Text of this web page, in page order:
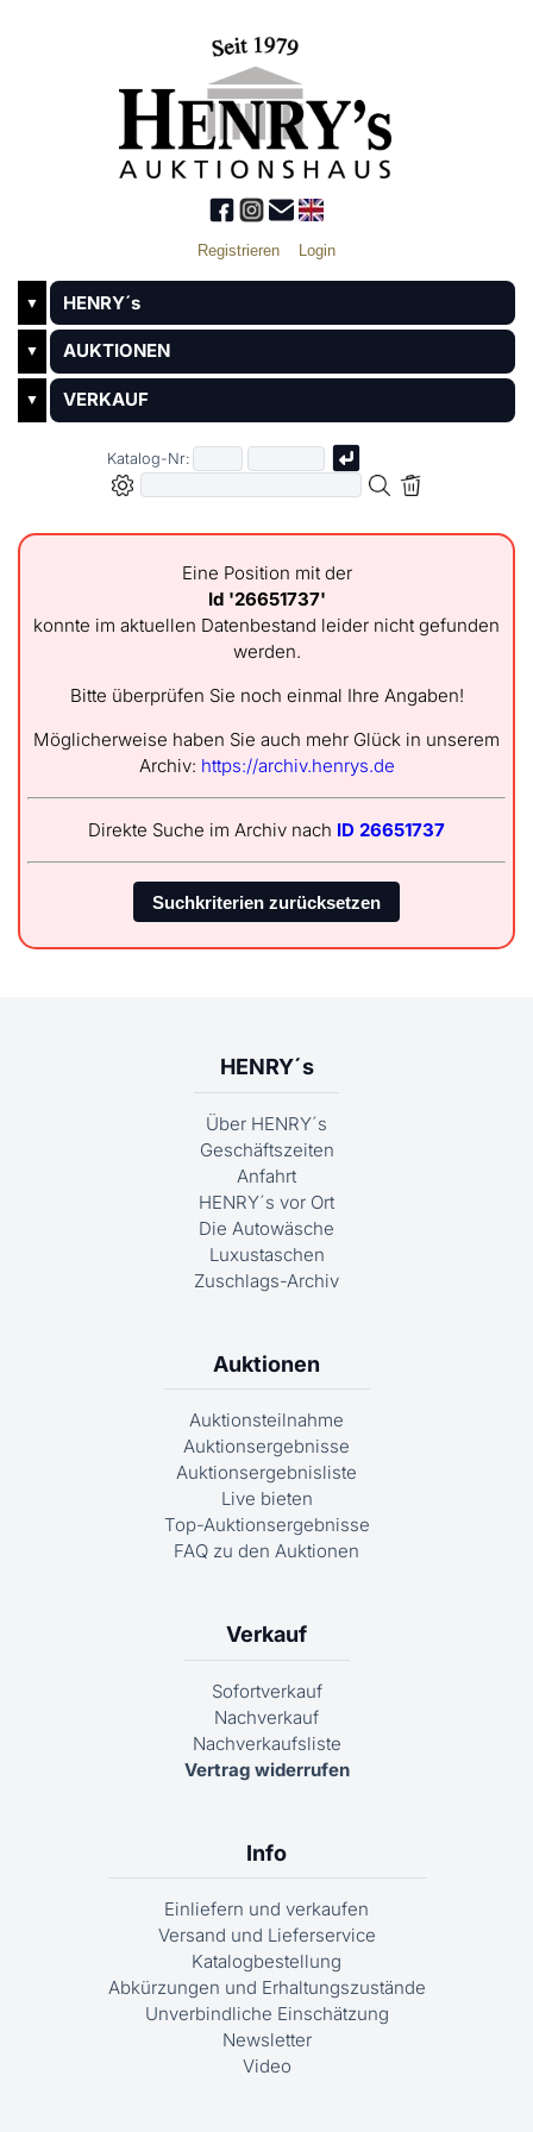
Registrieren Login
▼ HENRY´s
▼ AUKTIONEN
▼ VERKAUF
Katalog-Nr:
Eine Position mit der
Id '26651737'
konnte im aktuellen Datenbestand leider nicht gefunden
werden.
Bitte überprüfen Sie noch einmal Ihre Angaben!
Möglicherweise haben Sie auch mehr Glück in unserem
Archiv: https://archiv.henrys.de
Direkte Suche im Archiv nach ID 26651737
HENRY´s
Über HENRY´s
Geschäftszeiten
Anfahrt
HENRY´s vor Ort
Die Autowäsche
Luxustaschen
Zuschlags-Archiv
Auktionen
Auktionsteilnahme
Auktionsergebnisse
Auktionsergebnisliste
Live bieten
Top-Auktionsergebnisse
FAQ zu den Auktionen
Verkauf
Sofortverkauf
Nachverkauf
Nachverkaufsliste
Vertrag widerrufen
Info
Einliefern und verkaufen
Versand und Lieferservice
Katalogbestellung
Abkürzungen und Erhaltungszustände
Unverbindliche Einschätzung
Newsletter
Video